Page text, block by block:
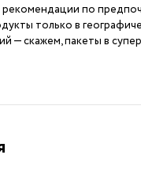
рекомендации по
только в
— скажем, пакеты в